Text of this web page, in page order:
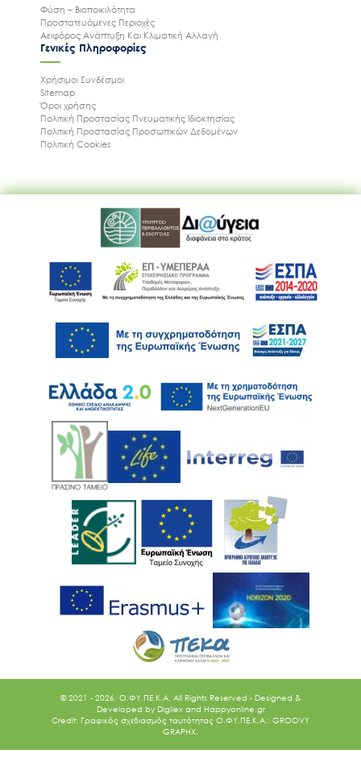
Ακολουθήστε μας
Φύση – Βιοποικιλότητα
Προστατευόμενες Περιοχές
Αειφόρος Ανάπτυξη Και Κλιματική Αλλαγή
Γενικές Πληροφορίες
Χρήσιμοι Συνδέσμοι
Sitemap
Όροι χρήσης
Πολιτική Προστασίας Πνευματικής Ιδιοκτησίας
Πολιτική Προστασίας Προσωπικών Δεδομένων
Πολιτική Cookies
© 2021 - 2026. O.ΦΥ.ΠΕ.Κ.Α. All Rights Reserved - Designed &
Developed by Digilex and Happyonline.gr
Credit: Γραφικός σχεδιασμός ταυτότητας Ο.ΦΥ.ΠΕ.Κ.Α.: GROOVY
GRAPHX.